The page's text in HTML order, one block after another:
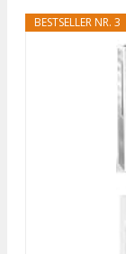
BESTSELLER NR. 3